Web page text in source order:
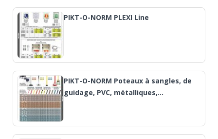
PIKT-O-NORM PLEXI Line
PIKT-O-NORM Poteaux à sangles, de
guidage, PVC, métalliques,…